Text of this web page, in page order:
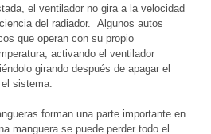
el ventilador no gira a la velocidad
del radiador. Algunos autos
que operan con su propio
activando el ventilador
girando después de apagar el
sistema.
forman una parte importante en
manguera se puede perder todo el